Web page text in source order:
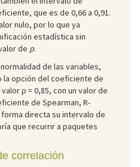
que es de 0,66 a 0,91.
nulo, por lo que ya
estadística sin
de p.
de las variables,
opción del coeficiente de
ρ = 0,85, con un valor de
de Spearman, R-
directa su intervalo de
que recurrir a paquetes
correlación